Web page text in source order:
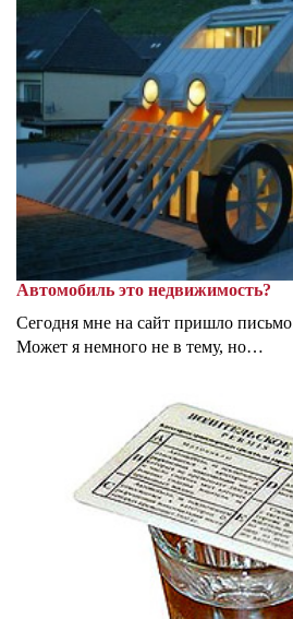
Автомобиль это недвижимость?
Сегодня мне на сайт пришло
Может я немного не в тему, но…